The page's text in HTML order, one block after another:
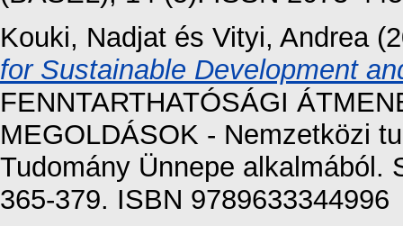
Kouki, Nadjat és Vityi, Andrea
for Sustainable Development
FENNTARTHATÓSÁGI
MEGOLDÁSOK - Nemzetközi
Tudomány Ünnepe alkalmából.
365-379. ISBN 9789633344996